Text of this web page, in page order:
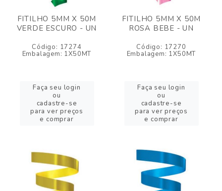
FITILHO 5MM X 50M
VERDE ESCURO - UN
Código: 17274
Embalagem: 1X50MT
Faça seu login
ou
cadastre-se
para ver preços
e comprar
FITILHO 5MM X 50M
ROSA BEBE - UN
Código: 17270
Embalagem: 1X50MT
Faça seu login
ou
cadastre-se
para ver preços
e comprar